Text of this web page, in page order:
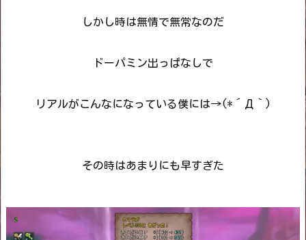
しかし時は無情で無常なのだ
ドーパミン出っぱなしで
リアルがこんなになっている僕には→(*´Д｀)
その時はあまりにも早すぎた